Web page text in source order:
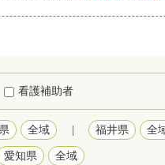
看護補助者
全域 福井県 全
愛知県 全域